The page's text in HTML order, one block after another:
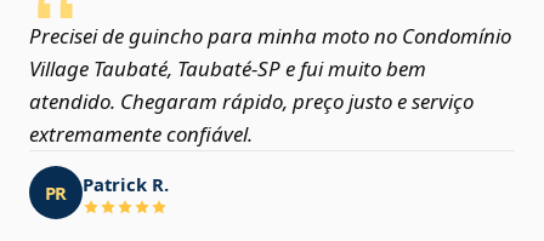
Precisei de guincho para minha moto no Condomínio
Village Taubaté, Taubaté‑SP e fui muito bem
atendido. Chegaram rápido, preço justo e serviço
extremamente confiável.
PR Patrick R.